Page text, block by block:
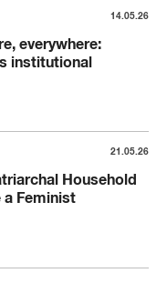
14.05.26
everywhere:
institutional
21.05.26
Household
a Feminist